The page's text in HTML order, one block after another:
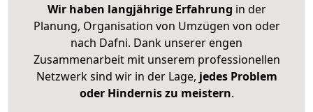
Wir haben langjährige Erfahrung in der
Planung, Organisation von Umzügen von oder
nach Dafni. Dank unserer engen
Zusammenarbeit mit unserem professionellen
Netzwerk sind wir in der Lage, jedes Problem
oder Hindernis zu meistern.